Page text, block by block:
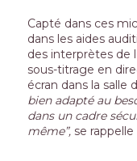
Capté dans ces
dans les aides
des interprètes de
sous-titrage en
écran dans la salle
bien adapté au
dans un cadre
même”, se rappelle